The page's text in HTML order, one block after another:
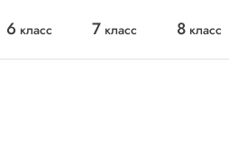
6 класс 7 класс 8 класс